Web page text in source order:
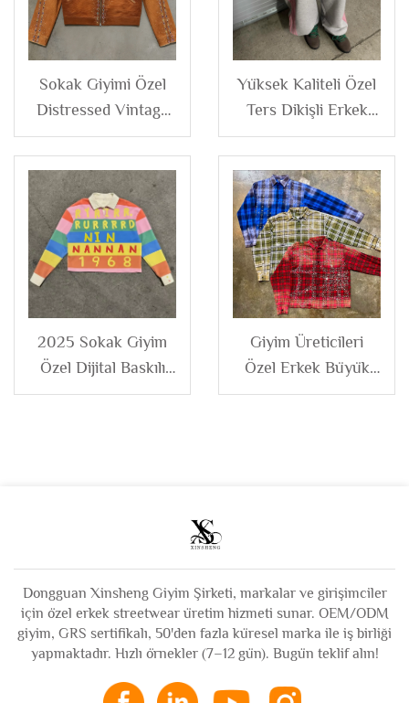
Sokak Giyimi Özel
Distressed Vintage
Yıkamalı Dizeleri
Yapay Elmaslı Erkek
Fermuarlı Keten Kot
Tuval Ceket
Yüksek Kaliteli Özel
Ters Dikişli Erkek
Terry Pamuk Yan
Şeritli Geniş Bacaklı
Bol Koşu Pantolonu
2025 Sokak Giyim
Özel Dijital Baskılı
Pamuk Şeritli
Giyim Üreticileri
Özel Erkek Büyük
Beden Retro
Dongguan Xinsheng Giyim Şirketi, markalar ve girişimciler
için özel erkek streetwear üretim hizmeti sunar. OEM/ODM
giyim, GRS sertifikalı, 50'den fazla küresel marka ile iş birliği
yapmaktadır. Hızlı örnekler (7–12 gün). Bugün teklif alın!